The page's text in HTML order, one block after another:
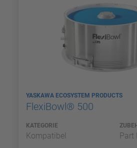
YASKAWA ECOSYSTEM PRODUCTS
FlexiBowl® 500
KATEGORIE
Kompatibel Part